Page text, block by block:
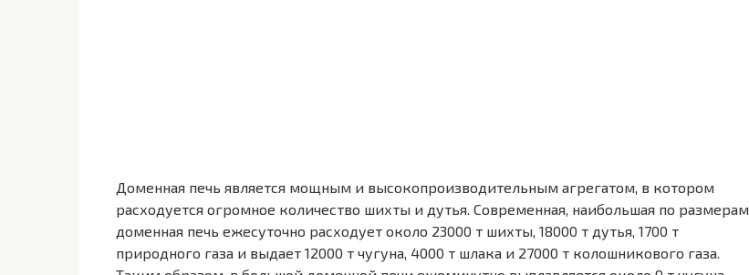
Доменная печь является мощным и высокопроизводительным агрегатом, в котором
расходуется огромное количество шихты и дутья. Современная, наибольшая по размерам,
доменная печь ежесуточно расходует около 23000 т шихты, 18000 т дутья, 1700 т
природного газа и выдает 12000 т чугуна, 4000 т шлака и 27000 т колошникового газа.